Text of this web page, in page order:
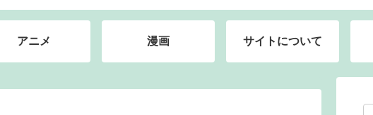
アニメ 漫画 サイトについて